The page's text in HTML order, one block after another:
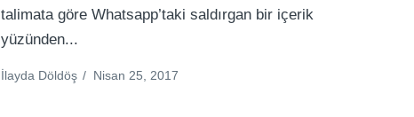
talimata göre Whatsapp’taki saldırgan bir içerik
yüzünden...
İlayda Döldöş / Nisan 25, 2017